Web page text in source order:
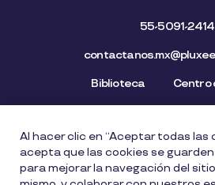
55-5091-2414
Biblioteca Centro
Mapa del Sitio Aviso de privacidad
Licencia de Uso de Marca
Al hacer clic en “Aceptar todas las
acepta que las cookies se
para mejorar la navegación del